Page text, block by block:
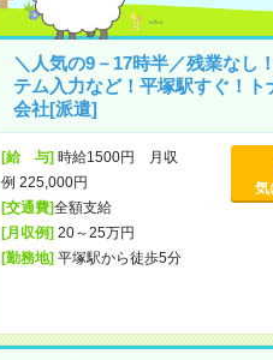
＼人気の9－17時半／残業なし
テム入力など！平塚駅すぐ！ト
会社[派遣]
[給 与]時給1500円 月収
例 225,000円
[交通費]全額支給
[月収例]20～25万円
[勤務地]平塚駅から徒歩5分
気